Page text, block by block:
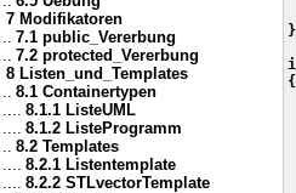
7 Modifikatoren
.. 7.1 public_Vererbung
.. 7.2 protected_Vererbung
8 Listen_und_Templates
.. 8.1 Containertypen
.... 8.1.1 ListeUML
.... 8.1.2 ListeProgramm
.. 8.2 Templates
.... 8.2.1 Listentemplate
.... 8.2.2 STLvectorTemplate
{